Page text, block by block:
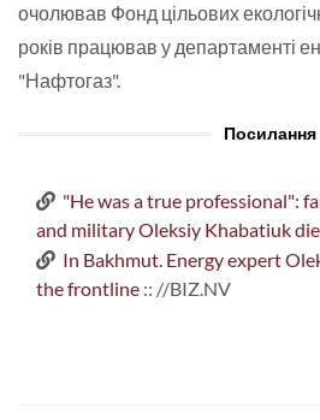
очолював Фонд цільових
років працював у департаменті
"Нафтогаз".
Посилання
"He was a true professional":
and military Oleksiy Khabatiuk
In Bakhmut. Energy expert
the frontline :: //BIZ.NV